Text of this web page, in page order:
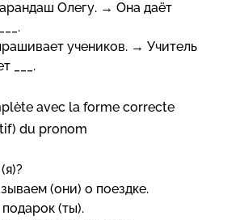
Олегу. → Она даёт
учеников. → Учитель
___.
avec la forme correcte
du pronom
(они) о поездке.
(ты).